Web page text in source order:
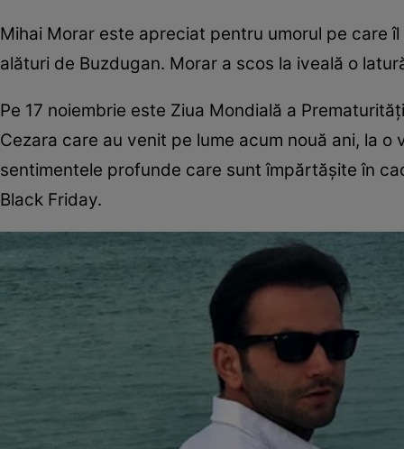
Mihai Morar este apreciat pentru umorul pe care
alături de Buzdugan. Morar a scos la iveală o
Pe 17 noiembrie este Ziua Mondială a
Cezara care au venit pe lume acum nouă ani, la
sentimentele profunde care sunt împărtășite în
Black Friday.